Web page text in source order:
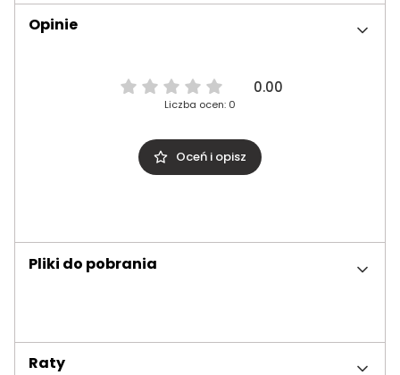
Opinie
0.00
Liczba ocen: 0
Oceń i opisz
Pliki do pobrania
Raty